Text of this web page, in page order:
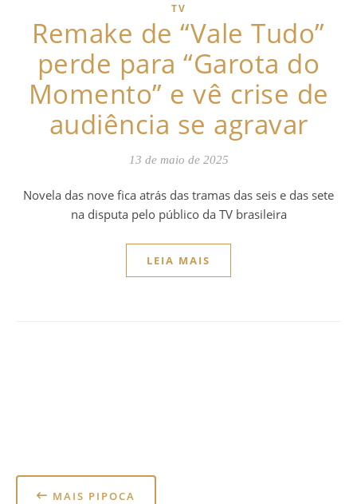
TV
Remake de “Vale Tudo”
perde para “Garota do
Momento” e vê crise de
audiência se agravar
13 de maio de 2025
Novela das nove fica atrás das tramas das seis e das sete
na disputa pelo público da TV brasileira
LEIA MAIS
MAIS PIPOCA